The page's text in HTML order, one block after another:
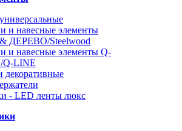
и навесные элементы
ДЕРЕВО/Steelwood
и навесные элементы Q-
LINE
декоративные